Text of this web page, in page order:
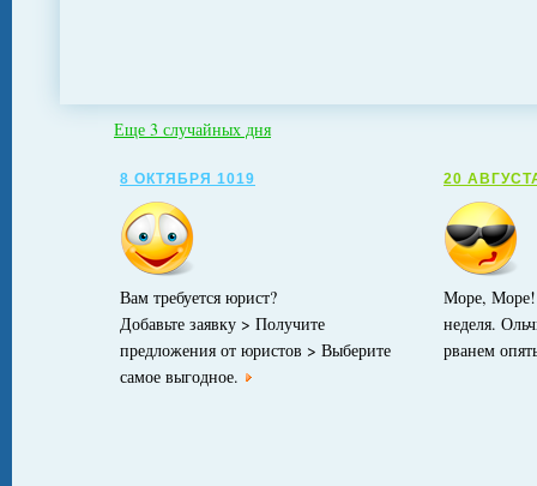
Еще 3 случайных дня
8 ОКТЯБРЯ 1019
Вам требуется юрист?
Добавьте заявку > Получите
предложения от юристов > Выберите
самое выгодное.
20
Море, Море!
неделя.
рванем